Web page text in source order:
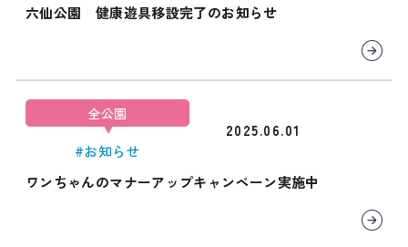
六仙公園 健康遊具移設完了のお知らせ
全公園
#お知らせ
2025.06.01
ワンちゃんのマナーアップキャンペーン実施中